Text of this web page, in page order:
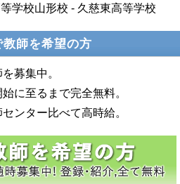
学校山形校 - 久慈東高等学校
教師を希望の方
募集中。
に至るまで完全無料。
ンター比べて高時給。